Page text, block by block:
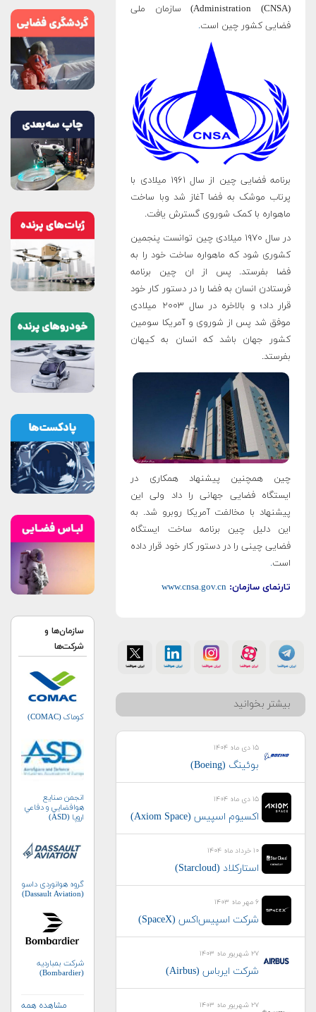
Administration (CNSA)) سازمان ملی
فضایی کشور چین است.
برنامه فضایی چین از سال ۱۹۶۱ میلادی با
پرتاب موشک به فضا آغاز شد وبا ساخت
ماهواره با کمک شوروی گسترش یافت.
در سال ۱۹۷۰ میلادی چین توانست پنجمین
کشوری شود که ماهواره ساخت خود را به
فضا بفرستد. پس از ان چین برنامه
فرستادن انسان به فضا را در دستور کار خود
قرار داد؛ و بالاخره در سال ۲۰۰۳ میلادی
موفق شد پس از شوروی و آمریکا سومین
کشور جهان باشد که انسان به کیهان
بفرستد.
چین همچنین پیشنهاد همکاری در
ایستگاه فضایی جهانی را داد ولی این
پیشنهاد با مخالفت آمریکا روبرو شد. به
این دلیل چین برنامه ساخت ایستگاه
فضایی چینی را در دستور کار خود قرار داده
است.
تارنمای سازمان: www.cnsa.gov.cn
بیشتر بخوانید
۱۵ دی ماه ۱۴۰۴
بوئینگ (Boeing)
۱۵ دی ماه ۱۴۰۴
اکسیوم اسپیس (Axiom Space)
۱۰ خرداد ماه ۱۴۰۴
استارکلاد (Starcloud)
۶ مهر ماه ۱۴۰۳
شرکت اسپیس‌اکس (SpaceX)
۲۷ شهریور ماه ۱۴۰۳
شرکت ایرباس (Airbus)
۲۷ شهریور ماه ۱۴۰۳
سازمان‌ها و
شرکت‌ها
کوماک (COMAC)
انجمن صنايع
هوافضايي و دفاعي
اروپا (ASD)
گروه هوانوردی داسو
(Dassault Aviation)
شرکت بمباردیه
(Bombardier)
مشاهده همه